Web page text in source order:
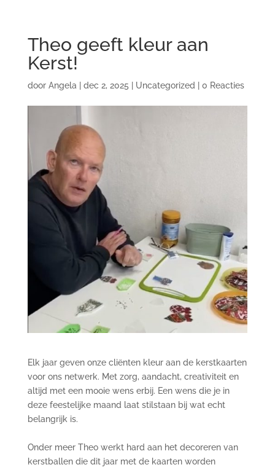
Theo geeft kleur aan
Kerst!
door Angela dec 2, 2025 Uncategorized 0 Reacties
Elk jaar geven onze cliënten kleur aan de kerstkaarten
voor ons netwerk. Met zorg, aandacht, creativiteit en
altijd met een mooie wens erbij. Een wens die je in
deze feestelijke maand laat stilstaan bij wat echt
belangrijk is.
Onder meer Theo werkt hard aan het decoreren van
kerstballen die dit jaar met de kaarten worden